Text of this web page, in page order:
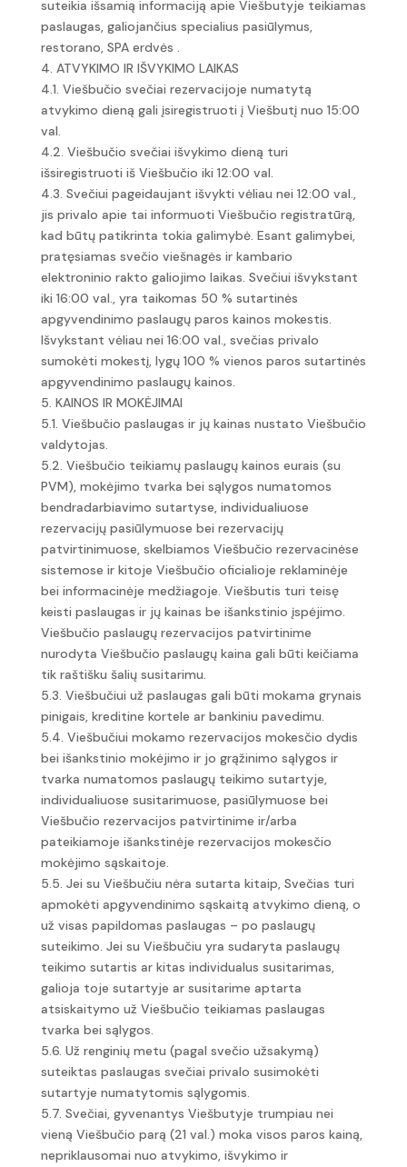
suteikia išsamią informaciją apie Viešbutyje teikiamas
paslaugas, galiojančius specialius pasiūlymus,
restorano, SPA erdvės .
4. ATVYKIMO IR IŠVYKIMO LAIKAS
4.1. Viešbučio svečiai rezervacijoje numatytą
atvykimo dieną gali įsiregistruoti į Viešbutį nuo 15:00
val.
4.2. Viešbučio svečiai išvykimo dieną turi
išsiregistruoti iš Viešbučio iki 12:00 val.
4.3. Svečiui pageidaujant išvykti vėliau nei 12:00 val.,
jis privalo apie tai informuoti Viešbučio registratūrą,
kad būtų patikrinta tokia galimybė. Esant galimybei,
pratęsiamas svečio viešnagės ir kambario
elektroninio rakto galiojimo laikas. Svečiui išvykstant
iki 16:00 val., yra taikomas 50 % sutartinės
apgyvendinimo paslaugų paros kainos mokestis.
Išvykstant vėliau nei 16:00 val., svečias privalo
sumokėti mokestį, lygų 100 % vienos paros sutartinės
apgyvendinimo paslaugų kainos.
5. KAINOS IR MOKĖJIMAI
5.1. Viešbučio paslaugas ir jų kainas nustato Viešbučio
valdytojas.
5.2. Viešbučio teikiamų paslaugų kainos eurais (su
PVM), mokėjimo tvarka bei sąlygos numatomos
bendradarbiavimo sutartyse, individualiuose
rezervacijų pasiūlymuose bei rezervacijų
patvirtinimuose, skelbiamos Viešbučio rezervacinėse
sistemose ir kitoje Viešbučio oficialioje reklaminėje
bei informacinėje medžiagoje. Viešbutis turi teisę
keisti paslaugas ir jų kainas be išankstinio įspėjimo.
Viešbučio paslaugų rezervacijos patvirtinime
nurodyta Viešbučio paslaugų kaina gali būti keičiama
tik raštišku šalių susitarimu.
5.3. Viešbučiui už paslaugas gali būti mokama grynais
pinigais, kreditine kortele ar bankiniu pavedimu.
5.4. Viešbučiui mokamo rezervacijos mokesčio dydis
bei išankstinio mokėjimo ir jo grąžinimo sąlygos ir
tvarka numatomos paslaugų teikimo sutartyje,
individualiuose susitarimuose, pasiūlymuose bei
Viešbučio rezervacijos patvirtinime ir/arba
pateikiamoje išankstinėje rezervacijos mokesčio
mokėjimo sąskaitoje.
5.5. Jei su Viešbučiu nėra sutarta kitaip, Svečias turi
apmokėti apgyvendinimo sąskaitą atvykimo dieną, o
už visas papildomas paslaugas – po paslaugų
suteikimo. Jei su Viešbučiu yra sudaryta paslaugų
teikimo sutartis ar kitas individualus susitarimas,
galioja toje sutartyje ar susitarime aptarta
atsiskaitymo už Viešbučio teikiamas paslaugas
tvarka bei sąlygos.
5.6. Už renginių metu (pagal svečio užsakymą)
suteiktas paslaugas svečiai privalo susimokėti
sutartyje numatytomis sąlygomis.
5.7. Svečiai, gyvenantys Viešbutyje trumpiau nei
vieną Viešbučio parą (21 val.) moka visos paros kainą,
nepriklausomai nuo atvykimo, išvykimo ir